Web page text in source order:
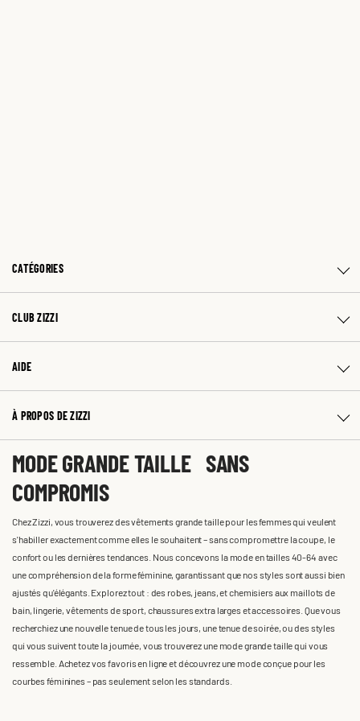
CATÉGORIES
CLUB ZIZZI
AIDE
À PROPOS DE ZIZZI
MODE GRANDE TAILLE SANS
COMPROMIS
Chez Zizzi, vous trouverez des vêtements grande taille pour les femmes qui veulent
s'habiller exactement comme elles le souhaitent – sans compromettre la coupe, le
confort ou les dernières tendances. Nous concevons la mode en tailles 40-64 avec
une compréhension de la forme féminine, garantissant que nos styles sont aussi bien
ajustés qu'élégants. Explorez tout : des robes, jeans, et chemisiers aux maillots de
bain, lingerie, vêtements de sport, chaussures extra larges et accessoires. Que vous
recherchiez une nouvelle tenue de tous les jours, une tenue de soirée, ou des styles
qui vous suivent toute la journée, vous trouverez une mode grande taille qui vous
ressemble. Achetez vos favoris en ligne et découvrez une mode conçue pour les
courbes féminines – pas seulement selon les standards.